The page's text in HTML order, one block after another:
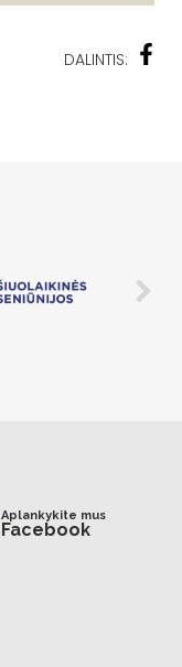
DALINTIS:
Aplankykite mus
Facebook